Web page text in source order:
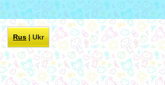
Rus|Ukr